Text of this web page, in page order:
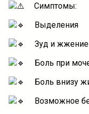
Симптомы:
Выделения
Зуд и жжение
Боль при
Боль внизу
Возможное